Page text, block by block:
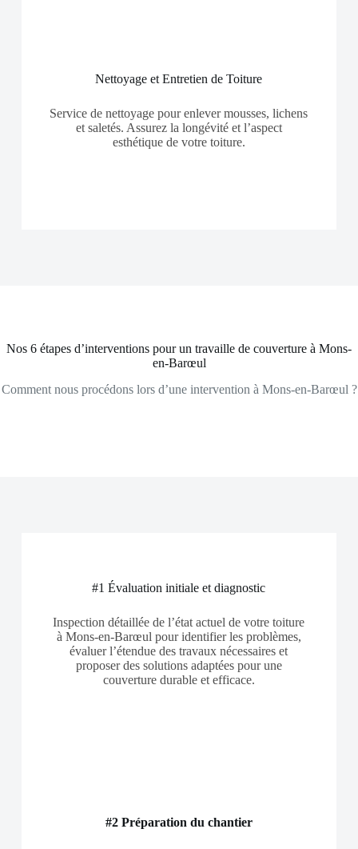
Nettoyage et Entretien de Toiture
Service de nettoyage pour enlever mousses, lichens
et saletés. Assurez la longévité et l’aspect
esthétique de votre toiture.
Nos 6 étapes d’interventions pour un travaille de couverture à Mons-
en-Barœul
Comment nous procédons lors d’une intervention à Mons-en-Barœul ?
#1 Évaluation initiale et diagnostic
Inspection détaillée de l’état actuel de votre toiture
à Mons-en-Barœul pour identifier les problèmes,
évaluer l’étendue des travaux nécessaires et
proposer des solutions adaptées pour une
couverture durable et efficace.
#2 Préparation du chantier